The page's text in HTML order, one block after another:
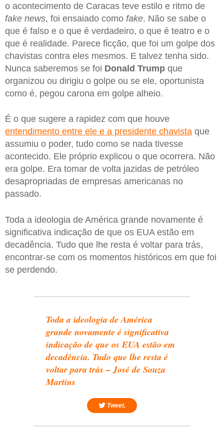
o acontecimento de Caracas teve estilo e ritmo de
fake news, foi ensaiado como fake. Não se sabe o
que é falso e o que é verdadeiro, o que é teatro e o
que é realidade. Parece ficção, que foi um golpe dos
chavistas contra eles mesmos. E talvez tenha sido.
Nunca saberemos se foi Donald Trump que
organizou ou dirigiu o golpe ou se ele, oportunista
como é, pegou carona em golpe alheio.
É o que sugere a rapidez com que houve
entendimento entre ele e a presidente chavista que
assumiu o poder, tudo como se nada tivesse
acontecido. Ele próprio explicou o que ocorrera. Não
era golpe. Era tomar de volta jazidas de petróleo
desapropriadas de empresas americanas no
passado.
Toda a ideologia de América grande novamente é
significativa indicação de que os EUA estão em
decadência. Tudo que lhe resta é voltar para trás,
encontrar-se com os momentos históricos em que foi
se perdendo.
Toda a ideologia de América
grande novamente é significativa
indicação de que os EUA estão em
decadência. Tudo que lhe resta é
voltar para trás – José de Souza
Martins
Tweet.